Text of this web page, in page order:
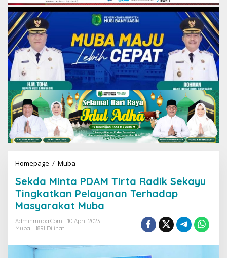
Homepage / Muba
k
d
a
M
i
n
a
Sekda Minta PDAM Tirta Radik Sekayu
Tingkatkan Pelayanan Terhadap
Masyarakat Muba
Adminmuba.com
10 April 2023
Muba
1891 Dilihat